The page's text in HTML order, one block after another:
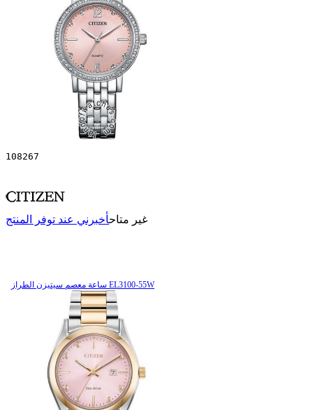
108267
غير متاحأخبرني عند توفر المنتج
ساعة معصم سیتیزن الطراز EL3100-55W